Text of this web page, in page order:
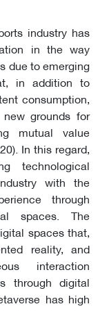
industry has
in the way
due to emerging
in addition to
consumption,
grounds for
mutual value
In this regard,
technological
with the
through
spaces. The
spaces that,
reality, and
interaction
through digital
has high